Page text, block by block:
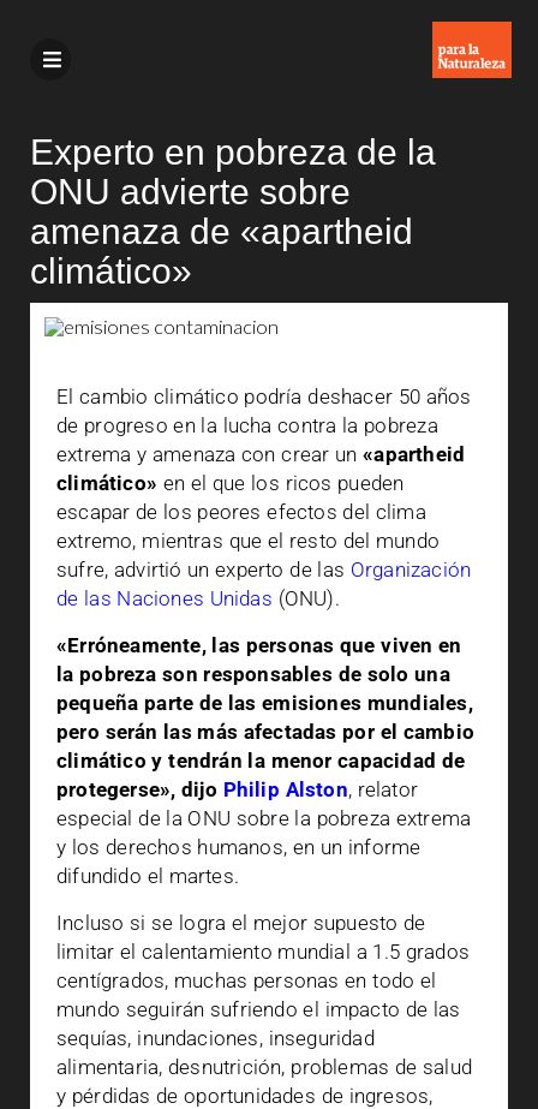
Experto en pobreza de la
ONU advierte sobre
amenaza de «apartheid
climático»
El cambio climático podría deshacer 50 años
de progreso en la lucha contra la pobreza
extrema y amenaza con crear un«apartheid
climático» en el que los ricos pueden
escapar de los peores efectos del clima
extremo, mientras que el resto del mundo
sufre, advirtió un experto de las Organización
de las Naciones Unidas (ONU).
«Erróneamente, las personas que viven en
la pobreza son responsables de solo una
pequeña parte de las emisiones mundiales,
pero serán las más afectadas por el cambio
climático y tendrán la menor capacidad de
protegerse», dijo Philip Alston, relator
especial de la ONU sobre la pobreza extrema
y los derechos humanos, en un informe
difundido el martes.
Incluso si se logra el mejor supuesto de
limitar el calentamiento mundial a 1.5 grados
centígrados, muchas personas en todo el
mundo seguirán sufriendo el impacto de las
sequías, inundaciones, inseguridad
alimentaria, desnutrición, problemas de salud
y pérdidas de oportunidades de ingresos,